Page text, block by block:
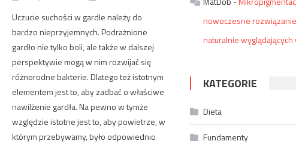
Uczucie suchości w gardle należy do
bardzo nieprzyjemnych. Podrażnione
gardło nie tylko boli, ale także w dalszej
perspektywie mogą w nim rozwijać się
różnorodne bakterie. Dlatego też istotnym
elementem jest to, aby zadbać o właściwe
nawilżenie gardła. Na pewno w tymże
względzie istotne jest to, aby powietrze, w
którym przebywamy, było odpowiednio
nowoczesne
naturalnie wyglądających
KATEGORIE
Dieta
Fundamenty